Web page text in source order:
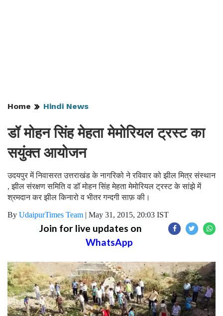
Home Hindi News
डॉ मोहन सिंह मेहता मेमोरियल ट्रस्ट का
सयुंक्त आयोजन
उदयपुर में निवासरत उत्तराखंड के नागरिको ने रविवार को झील मित्र संस्थान
, झील संरक्षण समिति व डॉ मोहन सिंह मेहता मेमोरियल ट्रस्ट के सांझे में
श्रमदान कर झील किनारो व भीतर गन्दगी साफ़ की।
By UdaipurTimes Team | May 31, 2015, 20:03 IST
Join for live updates on
WhatsApp